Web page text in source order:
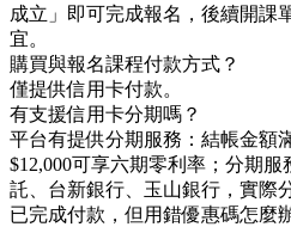
成立」即可完成報名，後續開課
宜。
購買與報名課程付款方式？
僅提供信用卡付款。
有支援信用卡分期嗎？
平台有提供分期服務：結帳金額
$12,000可享六期零利率；分期
託、台新銀行、玉山銀行，實際
已完成付款，但用錯優惠碼怎麼